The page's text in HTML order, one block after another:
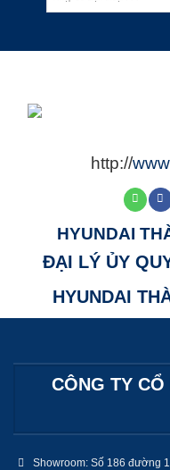
http://
HYUNDAI
ĐẠI LÝ ỦY
HYUNDAI
CÔNG TY
Showroom: Số 186 đường